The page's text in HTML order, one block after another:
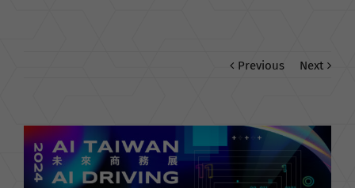
Previous Next
View
Larger
Image